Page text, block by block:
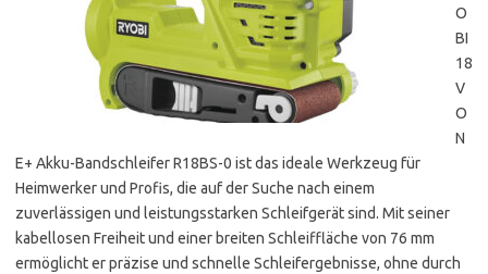
O
BI
18
V
O
N
E+ Akku-Bandschleifer R18BS-0 ist das ideale Werkzeug für
Heimwerker und Profis, die auf der Suche nach einem
zuverlässigen und leistungsstarken Schleifgerät sind. Mit seiner
kabellosen Freiheit und einer breiten Schleiffläche von 76 mm
ermöglicht er präzise und schnelle Schleifergebnisse, ohne durch